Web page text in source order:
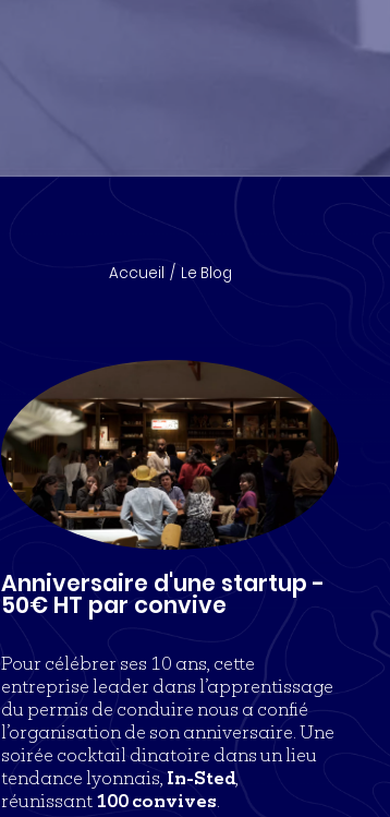
Accueil Le Blog
Anniversaire d'une startup -
50€ HT par convive
Pour célébrer ses 10 ans, cette
entreprise leader dans l’apprentissage
du permis de conduire nous a confié
l’organisation de son anniversaire. Une
soirée cocktail dinatoire dans un lieu
tendance lyonnais, In-Sted,
réunissant100 convives.